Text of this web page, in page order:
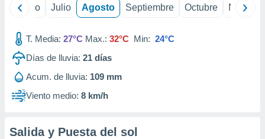
e
mediante
publicidad
de
Junio Julio Agosto Septiembre Octubre
T. Media: 27°C Max.: 32°C Min: 24°C
Días de lluvia: 21 días
Acum. de lluvia: 109 mm
Viento medio: 8 km/h
Salida y Puesta del sol